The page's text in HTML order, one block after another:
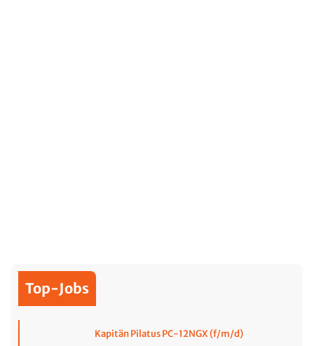
Top-Jobs
Kapitän Pilatus PC-12NGX (f/m/d)